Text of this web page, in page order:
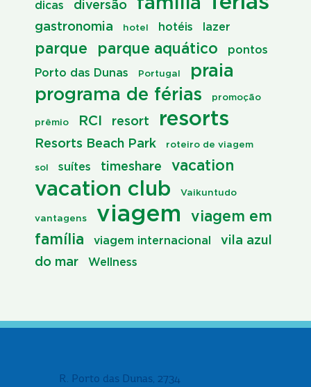
dicas diversão
gastronomia hotel hotéis lazer
parque parque aquático
pontos
Porto das Dunas
Portugal
praia
programa de férias
promoção
prêmio RCI resort resorts
Resorts Beach Park roteiro de viagem
sol suítes timeshare vacation
vacation club Vaikuntudo
vantagens viagem
viagem em
família
viagem internacional
vila azul
do mar
Wellness
R. Porto das Dunas, 2734